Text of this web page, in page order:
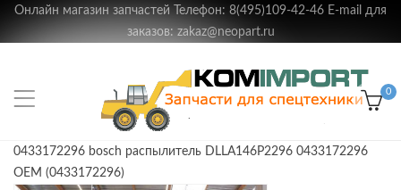
Онлайн магазин запчастей Телефон: 8(495)109-42-46 E-mail для
заказов: zakaz@neopart.ru
0
0433172296 bosch распылитель DLLA146P2296 0433172296
OEM (0433172296)